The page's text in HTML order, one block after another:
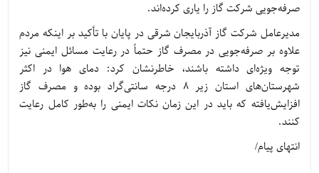
صرفه‌جویی شرکت گاز را یاری کرده‌اند.
مدیرعامل شرکت گاز آذربایجان شرقی در پایان با تأکید بر اینکه مردم
علاوه بر صرفه‌جویی در مصرف گاز حتماً در رعایت مسائل ایمنی نیز
توجه ویژه‌ای داشته باشند، خاطرنشان کرد: دمای هوا در اکثر
شهرستان‌های استان زیر 8 درجه سانتی‌گراد بوده و مصرف گاز
افزایش‌یافته که باید در این زمان نکات ایمنی را به‌طور کامل رعایت
کنند.
انتهای پیام/